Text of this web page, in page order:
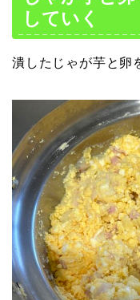
していく
潰したじゃが芋と卵